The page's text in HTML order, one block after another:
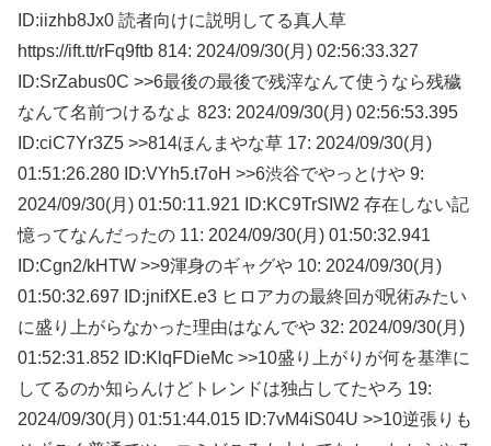
ID:iizhb8Jx0 読者向けに説明してる真人草
https://ift.tt/rFq9ftb 814: 2024/09/30(月) 02:56:33.327
ID:SrZabus0C >>6最後の最後で残滓なんて使うなら残穢
なんて名前つけるなよ 823: 2024/09/30(月) 02:56:53.395
ID:ciC7Yr3Z5 >>814ほんまやな草 17: 2024/09/30(月)
01:51:26.280 ID:VYh5.t7oH >>6渋谷でやっとけや 9:
2024/09/30(月) 01:50:11.921 ID:KC9TrSIW2 存在しない記
憶ってなんだったの 11: 2024/09/30(月) 01:50:32.941
ID:Cgn2/kHTW >>9渾身のギャグや 10: 2024/09/30(月)
01:50:32.697 ID:jnifXE.e3 ヒロアカの最終回が呪術みたい
に盛り上がらなかった理由はなんでや 32: 2024/09/30(月)
01:52:31.852 ID:KlqFDieMc >>10盛り上がりが何を基準に
してるのか知らんけどトレンドは独占してたやろ 19:
2024/09/30(月) 01:51:44.015 ID:7vM4iS04U >>10逆張りも